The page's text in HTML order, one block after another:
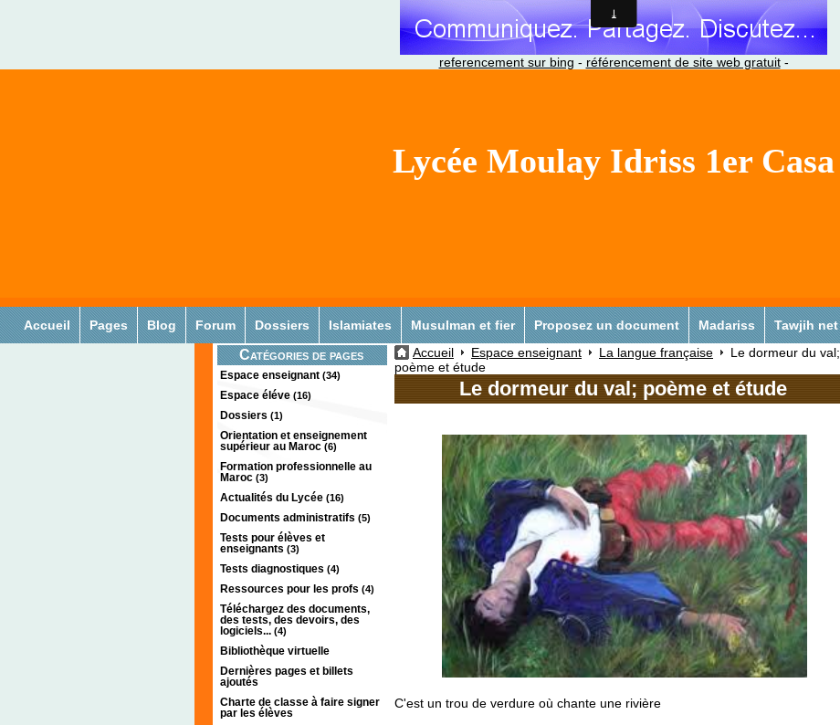
referencement sur bing - référencement de site web gratuit-
Lycée Moulay Idriss 1er Casa
Accueil Pages Blog Forum Dossiers Islamiates Musulman et fier Proposez un document Madariss Tawjih net
Catégories de pages
Espace enseignant (34)
Espace éléve (16)
Dossiers (1)
Orientation et enseignement
supérieur au Maroc (6)
Formation professionnelle au
Maroc (3)
Actualités du Lycée (16)
Documents administratifs (5)
Tests pour élèves et
enseignants (3)
Tests diagnostiques (4)
Ressources pour les profs (4)
Téléchargez des documents,
des tests, des devoirs, des
logiciels... (4)
Bibliothèque virtuelle
Dernières pages et billets
ajoutés
Charte de classe à faire signer
par les élèves
Accueil Espace enseignant La langue française
Le dormeur du val;
poème et étude
Le dormeur du val; poème et étude
C'est un trou de verdure où chante une rivière